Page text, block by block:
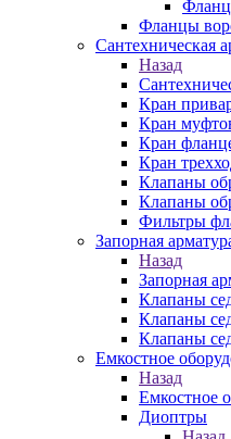
Фланцы
Сантехническая
Назад
Кран
Кран
Кран
Кран
Клапаны
Клапаны
Фильтры
Запорная
Назад
Запорная
Клапаны
Клапаны
Клапаны
Емкостное
Назад
Емкостное
Диоптры